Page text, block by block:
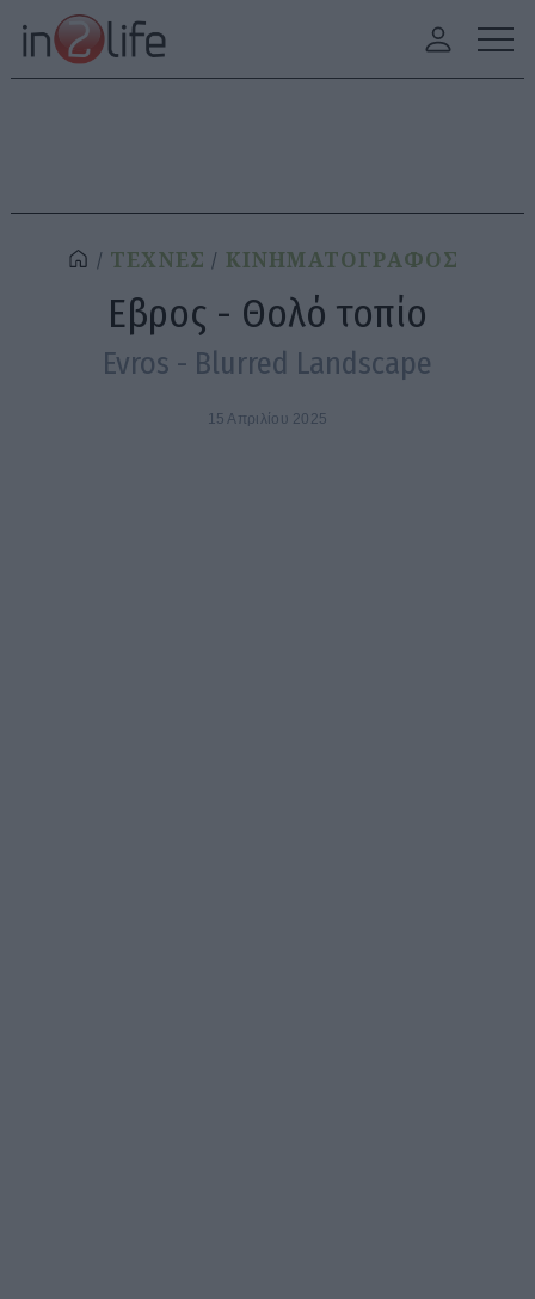
ΤΕΧΝΕΣ ΚΙΝΗΜΑΤΟΓΡΑΦΟΣ
Εβρος - Θολό τοπίο
Evros - Blurred Landscape
15 Απριλίου 2025